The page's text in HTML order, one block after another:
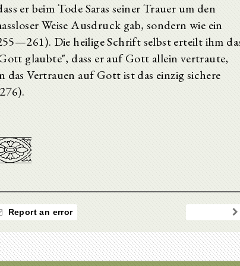
er beim Tode Saras seiner Trauer um den
Weise Ausdruck gab, sondern wie ein
Die heilige Schrift selbst erteilt ihm
glaubte", dass er auf Gott allein vertraute,
Vertrauen auf Gott ist das einzig sichere
Report an error